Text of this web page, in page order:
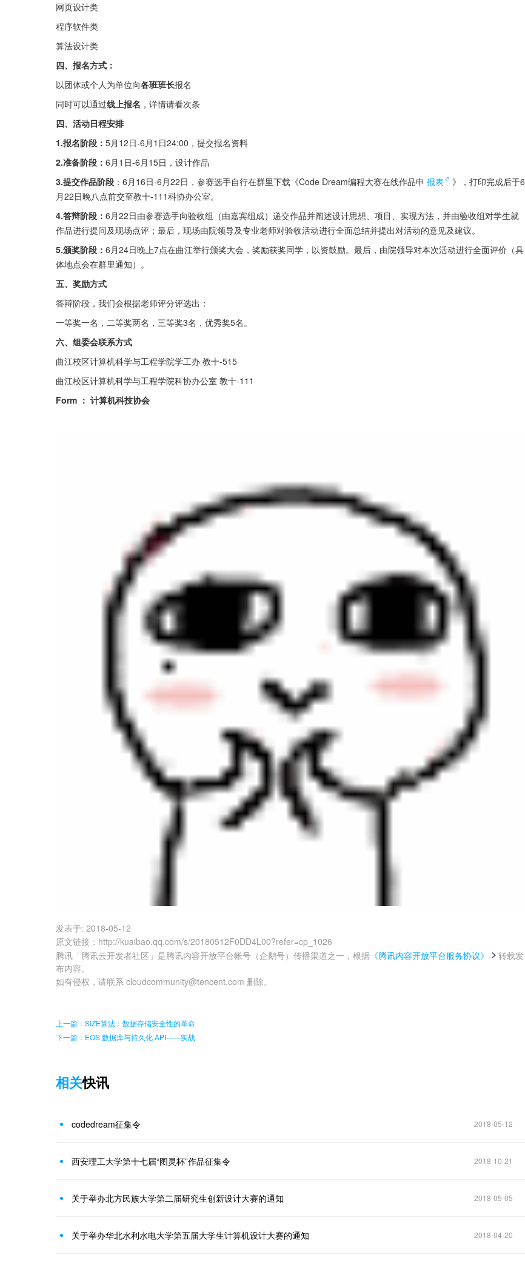
网页设计类
程序软件类
算法设计类
四、报名方式：
以团体或个人为单位向各班班长报名
同时可以通过线上报名 ，详情请看次条
四、活动日程安排
1.报名阶段： 5月12日-6月1日24:00，提交报名资料
2.准备阶段： 6月1日-6月15日，设计作品
3.提交作品阶段 ：6月16日-6月22日，参赛选手自行在群里下载《Code Dream编程大赛在线作品申 报表
》，打印完成后于6
月22日晚八点前交至教十-111科协办公室。
4.答辩阶段： 6月22日由参赛选手向验收组（由嘉宾组成）递交作品并阐述设计思想、项目、实现方法，并由验收组对学生就
作品进行提问及现场点评；最后，现场由院领导及专业老师对验收活动进行全面总结并提出对活动的意见及建议。
5.颁奖阶段： 6月24日晚上7点在曲江举行颁奖大会，奖励获奖同学，以资鼓励。最后，由院领导对本次活动进行全面评价（具
体地点会在群里通知）。
五、奖励方式
答辩阶段，我们会根据老师评分评选出：
一等奖一名，二等奖两名，三等奖3名，优秀奖5名。
六、组委会联系方式
曲江校区计算机科学与工程学院学工办 教十-515
曲江校区计算机科学与工程学院科协办公室 教十-111
Form ： 计算机科技协会
发表于: 2018-05-12
原文链接 ： http://kuaibao.qq.com/s/20180512F0DD4L00?refer=cp_1026
腾讯「腾讯云开发者社区」是腾讯内容开放平台帐号（企鹅号）传播渠道之一，根据 《腾讯内容开放平台服务协议》
转载发
布内容。
如有侵权，请联系 cloudcommunity@tencent.com 删除。
上一篇：SIZE算法：数据存储安全性的革命
下一篇：EOS 数据库与持久化 API——实战
相关快讯
codedream征集令 2018-05-12
西安理工大学第十七届“图灵杯”作品征集令 2018-10-21
关于举办北方民族大学第二届研究生创新设计大赛的通知 2018-05-05
关于举办华北水利水电大学第五届大学生计算机设计大赛的通知 2018-04-20